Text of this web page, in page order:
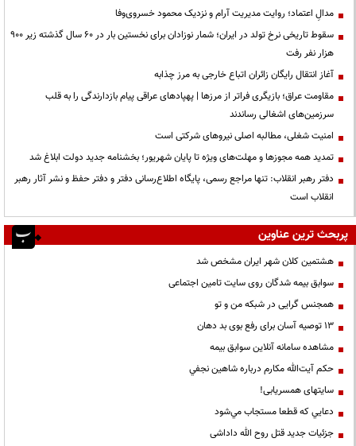
مدالِ اعتماد؛ روایت مدیریت آرام و نزدیک محمود خسروی‌وفا
سقوط تاریخی نرخ تولد در ایران؛ شمار نوزادان برای نخستین بار در ۶۰ سال گذشته زیر ۹۰۰
هزار نفر رفت
آغاز انتقال رایگان زائران اتباع خارجی به مرز چذابه
مقاومت عراق؛ بازیگری فراتر از مرزها | پهپادهای عراقی پیام بازدارندگی را به قلب
سرزمین‌های اشغالی رساندند
‌امنیت شغلی، مطالبه اصلی نیروهای شرکتی است
تمدید همه مجوزها و مهلت‌های ویژه تا پایان شهریور؛ بخشنامه جدید دولت ابلاغ شد
دفتر رهبر انقلاب: تنها مراجع رسمی، پایگاه اطلاع‌رسانی دفتر و دفتر حفظ و نشر آثار رهبر
انقلاب است
پربحث ترین عناوین
هشتمین کلان شهر ایران مشخص شد
سوابق بیمه شدگان روی سایت تامین اجتماعی
همجنس گرایی در شبکه من و تو
13 توصیه آسان برای رفع بوی بد دهان
مشاهده سامانه آنلاين سوابق بیمه
حكم آيت‌الله مكارم درباره شاهين نجفي
سایتهای همسریابی!
دعايي كه قطعا مستجاب مي‌شود
جزئیات جدید قتل روح الله داداشی